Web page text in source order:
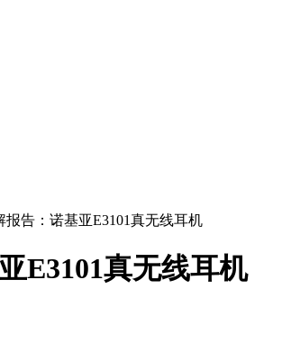
报告：诺基亚E3101真无线耳机
E3101真无线耳机